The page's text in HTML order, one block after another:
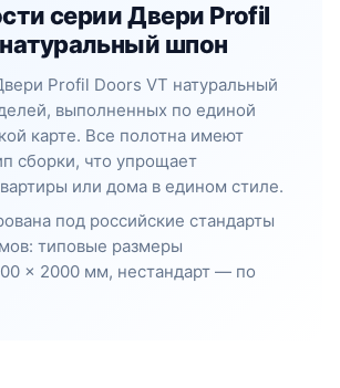
серии Двери Profil
шпон
Profil Doors VT натуральный
выполненных по единой
карте. Все полотна имеют
сборки, что упрощает
или дома в едином стиле.
под российские стандарты
типовые размеры
× 2000 мм, нестандарт — по